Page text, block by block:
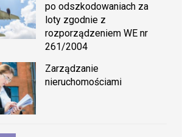
po odszkodowaniach za
loty zgodnie z
rozporządzeniem WE nr
261/2004
Zarządzanie
nieruchomościami